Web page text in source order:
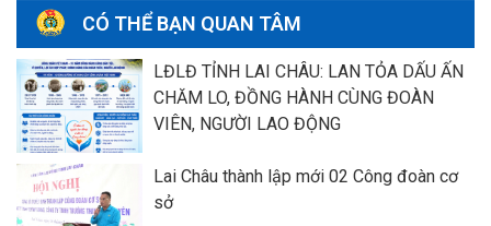
CÓ THỂ BẠN QUAN TÂM
LĐLĐ TỈNH LAI CHÂU: LAN TỎA DẤU ẤN
CHĂM LO, ĐỒNG HÀNH CÙNG ĐOÀN
VIÊN, NGƯỜI LAO ĐỘNG
Lai Châu thành lập mới 02 Công đoàn cơ
sở